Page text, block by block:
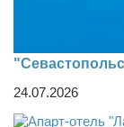
24.07.2026